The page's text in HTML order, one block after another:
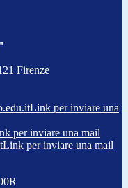
Firenze
Link per inviare una
per inviare una mail
Link per inviare una mail